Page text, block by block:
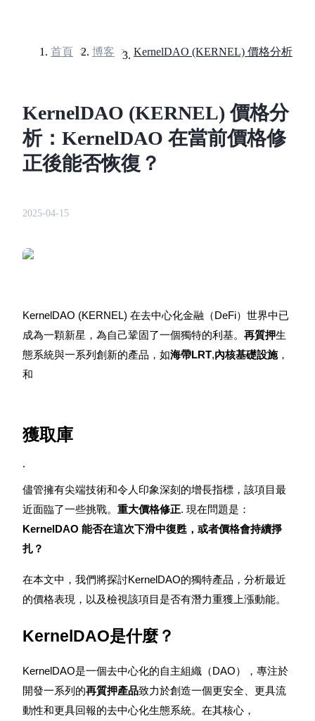
以數字貨幣為保證金的永續合約
USDC永續
多種以USDC結算的永續合約
首頁 > 博客 >
KernelDAO (KERNEL) 價格分
析：KernelDAO 在當前價格修
正後能否恢復？
2025-04-15
KernelDAO (KERNEL) 在去中心化金融（DeFi）世界中已
成為一顆新星，為自己鞏固了一個獨特的利基。 再質押生
態系統與一系列創新的產品，如海帶LRT,內核基礎設施，
和
獲取庫
.
儘管擁有尖端技術和令人印象深刻的增長指標，該項目最
近面臨了一些挑戰。 重大價格修正. 現在問題是：
KernelDAO 能否在這次下滑中復甦，或者價格會持續掙
扎？
在本文中，我們將探討KernelDAO的獨特產品，分析最近
的價格表現，以及檢視該項目是否有潛力重獲上漲動能。
KernelDAO是什麼？
KernelDAO是一個去中心化的自主組織（DAO），專注於
開發一系列的再質押產品致力於創造一個更安全、更具流
動性和更具回報的去中心化生態系統。在其核心，